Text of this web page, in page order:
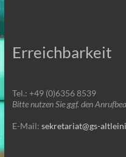
Erreichbarkeit
Tel.: +49 (0)6356 8539
Bitte nutzen Sie ggf. den
E-Mail: sekretariat@gs-